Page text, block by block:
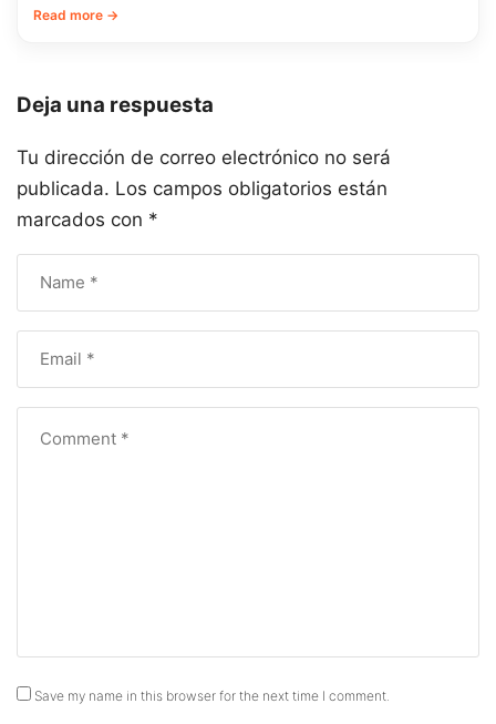
Read more →
Deja una respuesta
Tu dirección de correo electrónico no será
publicada. Los campos obligatorios están
marcados con *
Save my name in this browser for the next time I comment.